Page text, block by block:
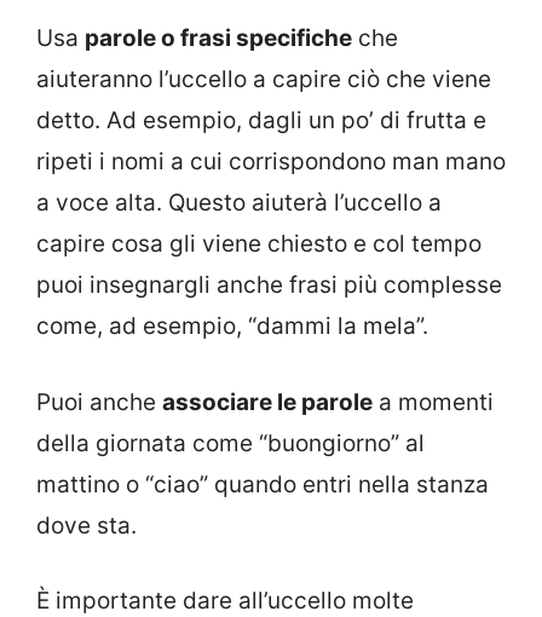
Usa parole o frasi specifiche che
aiuteranno l’uccello a capire ciò che viene
detto. Ad esempio, dagli un po’ di frutta e
ripeti i nomi a cui corrispondono man mano
a voce alta. Questo aiuterà l’uccello a
capire cosa gli viene chiesto e col tempo
puoi insegnargli anche frasi più complesse
come, ad esempio, “dammi la mela”.
Puoi anche associare le parole a momenti
della giornata come “buongiorno” al
mattino o “ciao” quando entri nella stanza
dove sta.
È importante dare all’uccello molte